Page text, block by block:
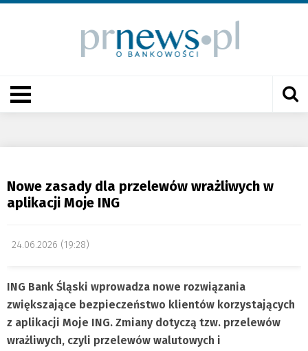
Nowe zasady dla przelewów wrażliwych w
aplikacji Moje ING
24.06.2026 (19:28)
ING Bank Śląski wprowadza nowe rozwiązania
zwiększające bezpieczeństwo klientów korzystających
z aplikacji Moje ING. Zmiany dotyczą tzw. przelewów
wrażliwych, czyli przelewów walutowych i